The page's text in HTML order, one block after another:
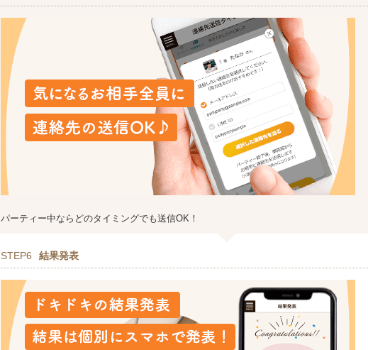
パーティー中ならどのタイミングでも送信OK！
STEP6 結果発表